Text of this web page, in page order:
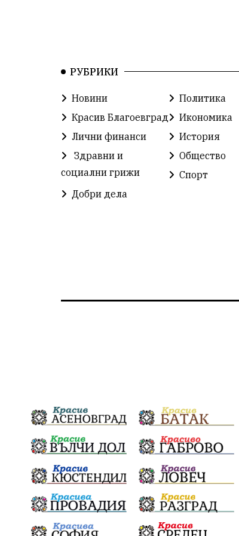
РУБРИКИ
Новини
Политика
Красив Благоевград
Икономика
Лични финанси
История
Здравни и
социални грижи
Общество
Спорт
Добри дела